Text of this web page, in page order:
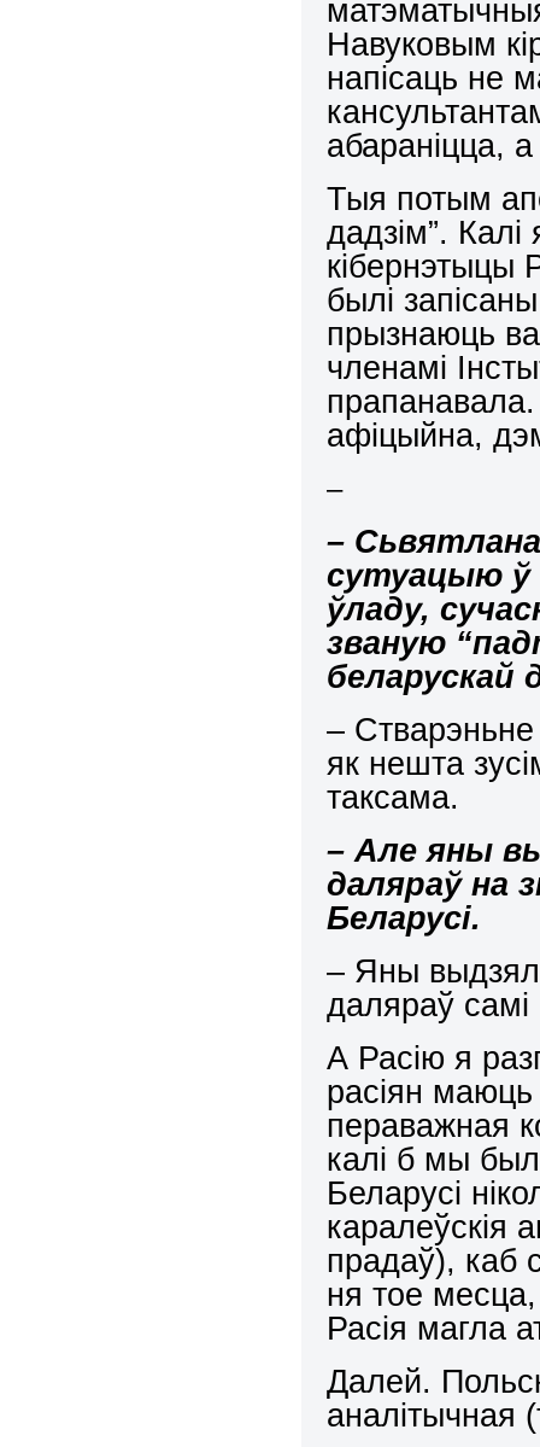
Навуковым
напісаць не
абараніцца,
Тыя потым
дадзім”.
кібернэтыцы
былі
прызнаюць ва
членамі
прапанавала.
афіцыйна,
–
–
сутуацыю ў
ўладу,
званую
беларускай
–
як нешта
таксама.
– Але яны
даляраў на
Беларусі.
– Яны
даляраў самі
А Расію я
расіян маюць
пераважная
калі б мы
Беларусі
каралеўскія
прадаў), каб
ня тое месца,
Расія магла
Далей.
аналітычная